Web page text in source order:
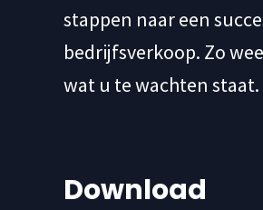
stappen naar een
bedrijfsverkoop. Zo
wat u te wachten staat.
Download